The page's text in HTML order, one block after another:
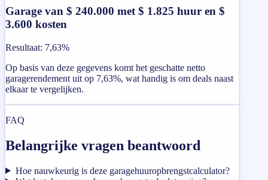
Garage van $ 240.000 met $ 1.825 huur en $
3.600 kosten
Resultaat: 7,63%
Op basis van deze gegevens komt het geschatte netto
garagerendement uit op 7,63%, wat handig is om deals naast
elkaar te vergelijken.
FAQ
Belangrijke vragen beantwoord
Hoe nauwkeurig is deze garagehuuropbrengstcalculator?